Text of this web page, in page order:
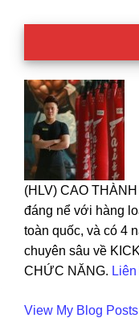
(HLV) CAO
đáng nể với hàng
toàn quốc, và có 4
chuyên sâu về
CHỨC NĂNG.
Cao
View My Blog Posts